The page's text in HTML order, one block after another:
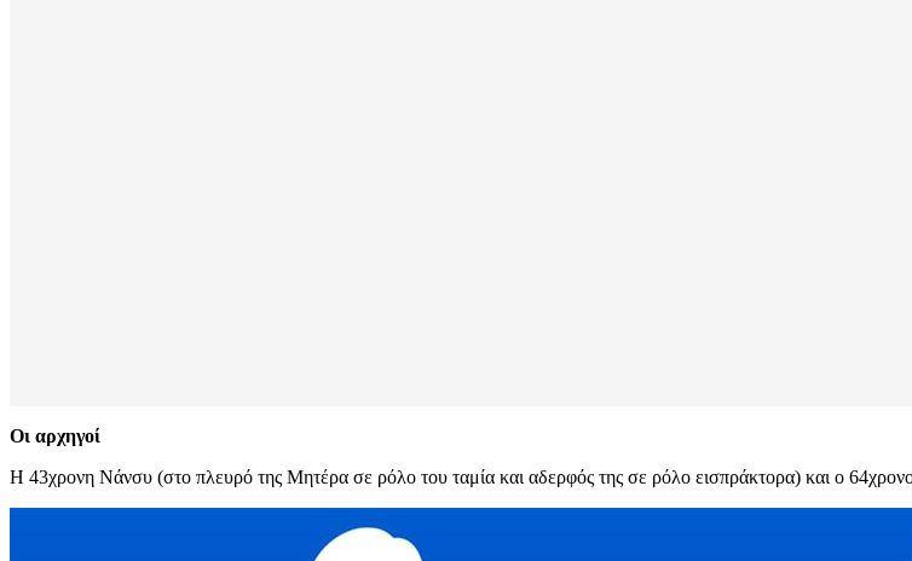
Οι αρχηγοί
H 43χρονη Νάνσυ (στο πλευρό της Μητέρα σε ρόλο του ταμία και αδερφός της σε ρόλο εισπράκτορα) και ο